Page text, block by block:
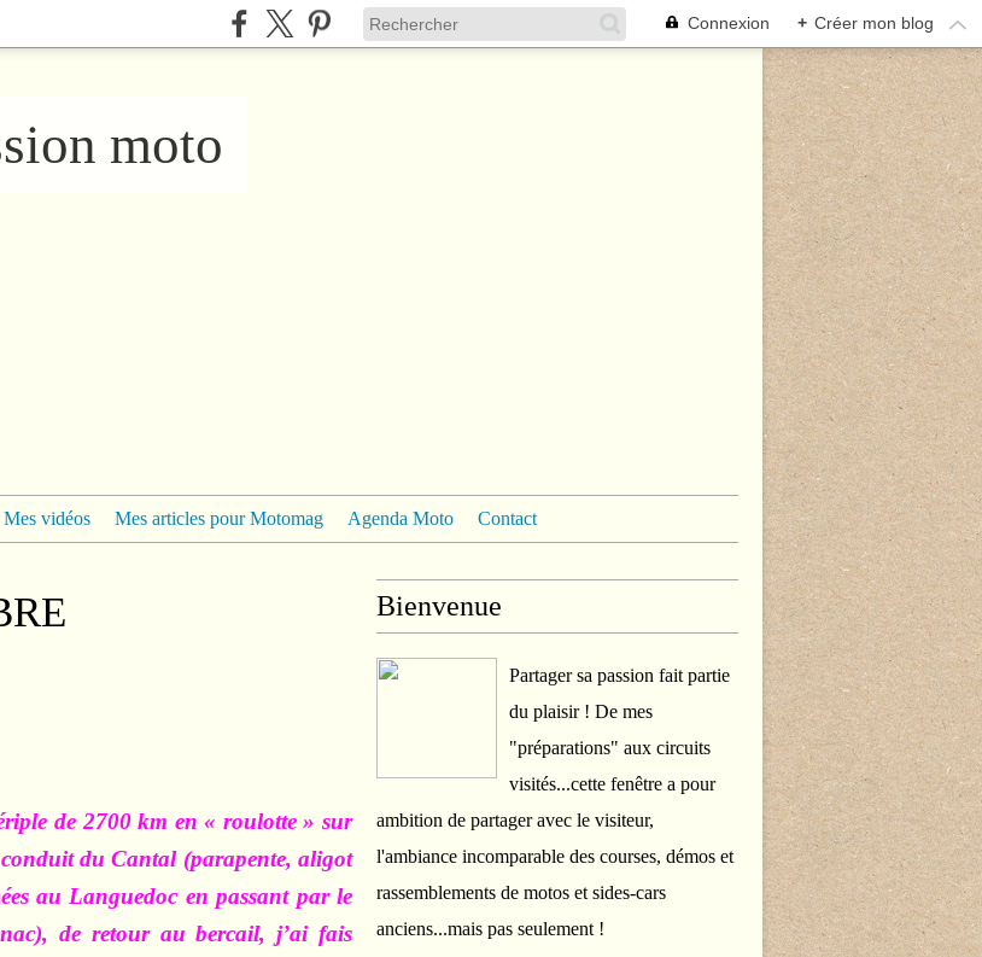
Connexion + Créer mon blog
moto
Mes vidéos Mes articles pour Motomag Agenda Moto Contact
de 2700 km en « roulotte » sur
du Cantal (parapente, aligot
au Languedoc en passant par le
de retour au bercail, j’ai fais
Bienvenue
Partager sa passion fait partie
du plaisir ! De mes
"préparations" aux circuits
visités...cette fenêtre a pour
ambition de partager avec le visiteur,
l'ambiance incomparable des courses, démos et
rassemblements de motos et sides-cars
anciens...mais pas seulement !